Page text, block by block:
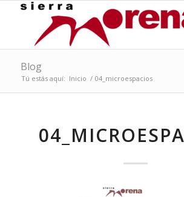
Blog
Tú estás aquí: Inicio / 04_microespacios